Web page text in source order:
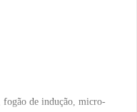
fogão de indução, micro-